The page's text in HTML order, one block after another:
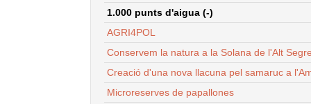
1.000 punts d'aigua (-)
AGRI4POL
Conservem la natura a la Solana de l'Alt
Creació d'una nova llacuna pel samaruc a
Microreserves de papallones